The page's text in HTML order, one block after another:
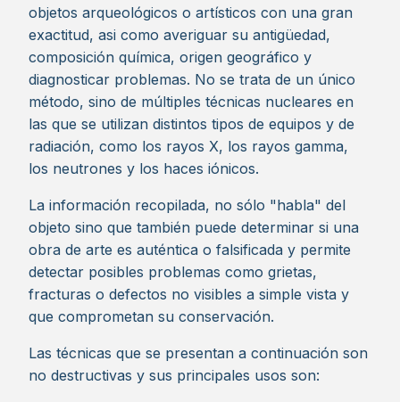
objetos arqueológicos o artísticos con una gran
exactitud, asi como averiguar su antigüedad,
composición química, origen geográfico y
diagnosticar problemas. No se trata de un único
método, sino de múltiples técnicas nucleares en
las que se utilizan distintos tipos de equipos y de
radiación, como los rayos X, los rayos gamma,
los neutrones y los haces iónicos.
La información recopilada, no sólo "habla" del
objeto sino que también puede determinar si una
obra de arte es auténtica o falsificada y permite
detectar posibles problemas como grietas,
fracturas o defectos no visibles a simple vista y
que comprometan su conservación.
Las técnicas que se presentan a continuación son
no destructivas y sus principales usos son: